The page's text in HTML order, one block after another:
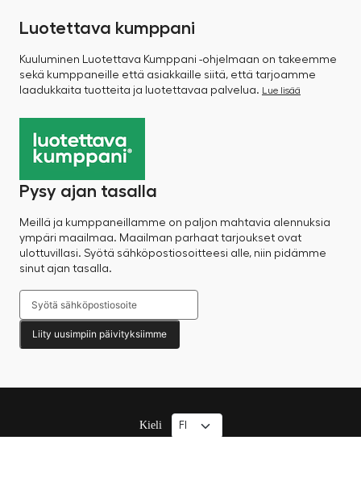
Luotettava kumppani
Kuuluminen Luotettava Kumppani -ohjelmaan on takeemme
sekä kumppaneille että asiakkaille siitä, että tarjoamme
laadukkaita tuotteita ja luotettavaa palvelua. Lue lisää
Pysy ajan tasalla
Meillä ja kumppaneillamme on paljon mahtavia alennuksia
ympäri maailmaa. Maailman parhaat tarjoukset ovat
ulottuvillasi. Syötä sähköpostiosoitteesi alle, niin pidämme
sinut ajan tasalla.
Liity uusimpiin päivityksiimme
Kieli